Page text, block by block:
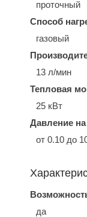
проточный
Способ
газовый
13 л/мин
Тепловая
25 кВт
Давление
от 0.10 до
да